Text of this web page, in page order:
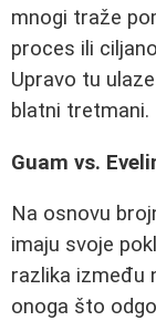
mnogi traže
proces ili
Upravo tu
blatni tretmani.
Guam vs.
Na osnovu
imaju svoje
razlika između
onoga što